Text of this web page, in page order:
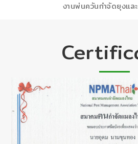
งานพ่นควันกำจัดยุงแล